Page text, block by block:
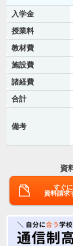
入学金
授業料
教材費
施設費
諸経費
合計
備考
資
すぐに
資料請求